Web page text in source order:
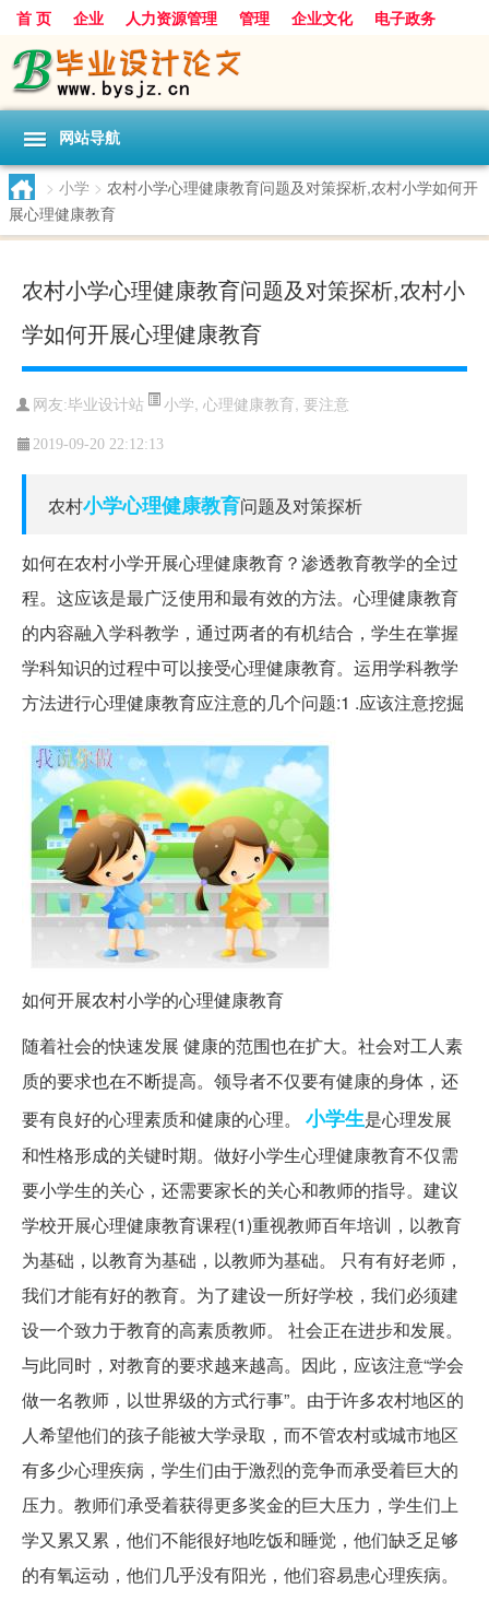
首 页 企业 人力资源管理 管理 企业文化
电子政务
数据
旅游 项目 浅谈 发展
网站导航
> 小学 > 农村小学心理健康教育问题及对策探析,农村小学如何开
展心理健康教育
农村小学心理健康教育问题及对策探析,农村小
学如何开展心理健康教育
网友:毕业设计站 小学, 心理健康教育, 要注意
2019-09-20 22:12:13
农村小学心理健康教育问题及对策探析
如何在农村小学开展心理健康教育？渗透教育教学的全过
程。这应该是最广泛使用和最有效的方法。心理健康教育
的内容融入学科教学，通过两者的有机结合，学生在掌握
学科知识的过程中可以接受心理健康教育。运用学科教学
方法进行心理健康教育应注意的几个问题:1 .应该注意挖掘
如何开展农村小学的心理健康教育
随着社会的快速发展 健康的范围也在扩大。社会对工人素
质的要求也在不断提高。领导者不仅要有健康的身体，还
要有良好的心理素质和健康的心理。 小学生是心理发展
和性格形成的关键时期。做好小学生心理健康教育不仅需
要小学生的关心，还需要家长的关心和教师的指导。建议
学校开展心理健康教育课程(1)重视教师百年培训，以教育
为基础，以教育为基础，以教师为基础。 只有有好老师，
我们才能有好的教育。为了建设一所好学校，我们必须建
设一个致力于教育的高素质教师。 社会正在进步和发展。
与此同时，对教育的要求越来越高。因此，应该注意“学会
做一名教师，以世界级的方式行事”。由于许多农村地区的
人希望他们的孩子能被大学录取，而不管农村或城市地区
有多少心理疾病，学生们由于激烈的竞争而承受着巨大的
压力。教师们承受着获得更多奖金的巨大压力，学生们上
学又累又累，他们不能很好地吃饭和睡觉，他们缺乏足够
的有氧运动，他们几乎没有阳光，他们容易患心理疾病。